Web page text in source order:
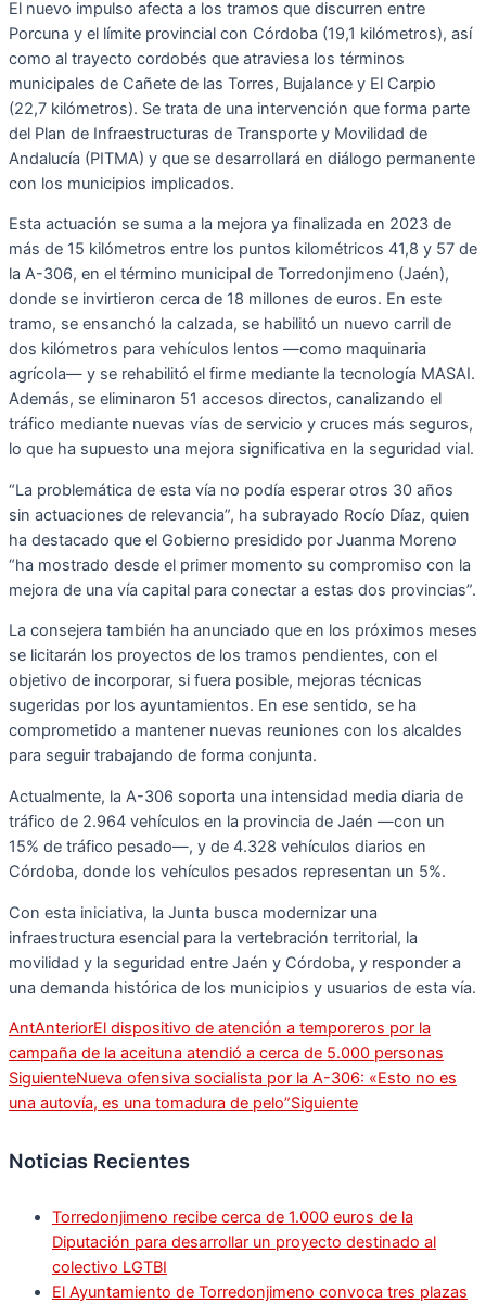
El nuevo impulso afecta a los tramos que discurren entre
Porcuna y el límite provincial con Córdoba (19,1 kilómetros), así
como al trayecto cordobés que atraviesa los términos
municipales de Cañete de las Torres, Bujalance y El Carpio
(22,7 kilómetros). Se trata de una intervención que forma parte
del Plan de Infraestructuras de Transporte y Movilidad de
Andalucía (PITMA) y que se desarrollará en diálogo permanente
con los municipios implicados.
Esta actuación se suma a la mejora ya finalizada en 2023 de
más de 15 kilómetros entre los puntos kilométricos 41,8 y 57 de
la A-306, en el término municipal de Torredonjimeno (Jaén),
donde se invirtieron cerca de 18 millones de euros. En este
tramo, se ensanchó la calzada, se habilitó un nuevo carril de
dos kilómetros para vehículos lentos —como maquinaria
agrícola— y se rehabilitó el firme mediante la tecnología MASAI.
Además, se eliminaron 51 accesos directos, canalizando el
tráfico mediante nuevas vías de servicio y cruces más seguros,
lo que ha supuesto una mejora significativa en la seguridad vial.
“La problemática de esta vía no podía esperar otros 30 años
sin actuaciones de relevancia”, ha subrayado Rocío Díaz, quien
ha destacado que el Gobierno presidido por Juanma Moreno
“ha mostrado desde el primer momento su compromiso con la
mejora de una vía capital para conectar a estas dos provincias”.
La consejera también ha anunciado que en los próximos meses
se licitarán los proyectos de los tramos pendientes, con el
objetivo de incorporar, si fuera posible, mejoras técnicas
sugeridas por los ayuntamientos. En ese sentido, se ha
comprometido a mantener nuevas reuniones con los alcaldes
para seguir trabajando de forma conjunta.
Actualmente, la A-306 soporta una intensidad media diaria de
tráfico de 2.964 vehículos en la provincia de Jaén —con un
15% de tráfico pesado—, y de 4.328 vehículos diarios en
Córdoba, donde los vehículos pesados representan un 5%.
Con esta iniciativa, la Junta busca modernizar una
infraestructura esencial para la vertebración territorial, la
movilidad y la seguridad entre Jaén y Córdoba, y responder a
una demanda histórica de los municipios y usuarios de esta vía.
AntAnteriorEl dispositivo de atención a temporeros por la
campaña de la aceituna atendió a cerca de 5.000 personas
SiguienteNueva ofensiva socialista por la A-306: «Esto no es
una autovía, es una tomadura de pelo”Siguiente
Noticias Recientes
Torredonjimeno recibe cerca de 1.000 euros de la
Diputación para desarrollar un proyecto destinado al
colectivo LGTBI
El Ayuntamiento de Torredonjimeno convoca tres plazas